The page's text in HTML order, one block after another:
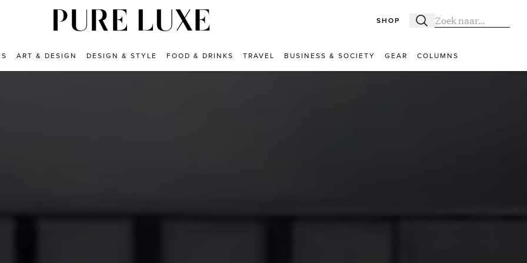
SHOP Zoeken
Zoek naar:
ART & DESIGN DESIGN & STYLE FOOD & DRINKS TRAVEL BUSINESS & SOCIETY GEAR COLUMNS